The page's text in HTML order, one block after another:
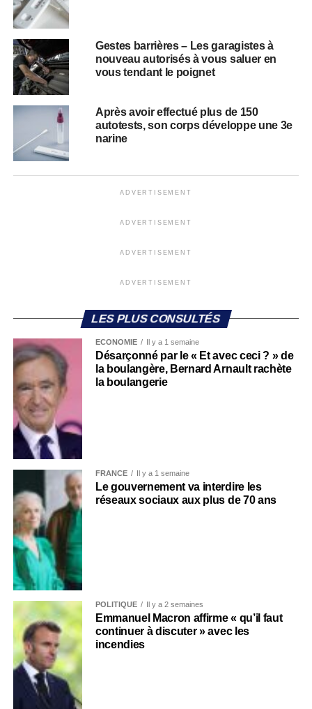
Gestes barrières – Les garagistes à
nouveau autorisés à vous saluer en
vous tendant le poignet
Après avoir effectué plus de 150
autotests, son corps développe une 3e
narine
ADVERTISEMENT
ADVERTISEMENT
ADVERTISEMENT
ADVERTISEMENT
LES PLUS CONSULTÉS
ECONOMIE Il y a 1 semaine
Désarçonné par le « Et avec ceci ? » de
la boulangère, Bernard Arnault rachète
la boulangerie
FRANCE Il y a 1 semaine
Le gouvernement va interdire les
réseaux sociaux aux plus de 70 ans
POLITIQUE Il y a 2 semaines
Emmanuel Macron affirme « qu’il faut
continuer à discuter » avec les
incendies